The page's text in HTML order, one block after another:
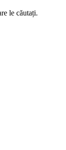
le căutați.